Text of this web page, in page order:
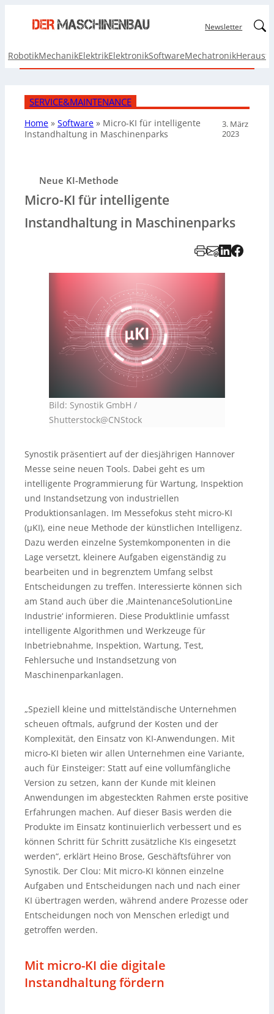
Newsletter
RobotikMechanikElektrikElektronikSoftwareMechatronik
SERVICE&MAINTENANCE
Home » Software » Micro-KI für intelligente
Instandhaltung in Maschinenparks
3. März
2023
Neue KI-Methode
Micro-KI für intelligente
Instandhaltung in Maschinenparks
Bild: Synostik GmbH /
Shutterstock@CNStock
Synostik präsentiert auf der diesjährigen Hannover
Messe seine neuen Tools. Dabei geht es um
intelligente Programmierung für Wartung, Inspektion
und Instandsetzung von industriellen
Produktionsanlagen. Im Messefokus steht micro-KI
(µKI), eine neue Methode der künstlichen Intelligenz.
Dazu werden einzelne Systemkomponenten in die
Lage versetzt, kleinere Aufgaben eigenständig zu
bearbeiten und in begrenztem Umfang selbst
Entscheidungen zu treffen. Interessierte können sich
am Stand auch über die ‚MaintenanceSolutionLine
Industrie‘ informieren. Diese Produktlinie umfasst
intelligente Algorithmen und Werkzeuge für
Inbetriebnahme, Inspektion, Wartung, Test,
Fehlersuche und Instandsetzung von
Maschinenparkanlagen.
„Speziell kleine und mittelständische Unternehmen
scheuen oftmals, aufgrund der Kosten und der
Komplexität, den Einsatz von KI-Anwendungen. Mit
micro-KI bieten wir allen Unternehmen eine Variante,
auch für Einsteiger: Statt auf eine vollumfängliche
Version zu setzen, kann der Kunde mit kleinen
Anwendungen im abgesteckten Rahmen erste positive
Erfahrungen machen. Auf dieser Basis werden die
Produkte im Einsatz kontinuierlich verbessert und es
können Schritt für Schritt zusätzliche KIs eingesetzt
werden“, erklärt Heino Brose, Geschäftsführer von
Synostik. Der Clou: Mit micro-KI können einzelne
Aufgaben und Entscheidungen nach und nach einer
KI übertragen werden, während andere Prozesse oder
Entscheidungen noch von Menschen erledigt und
getroffen werden.
Mit micro-KI die digitale
Instandhaltung fördern